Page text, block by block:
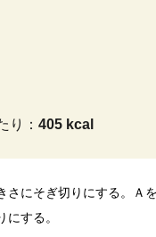
り ： 405 kcal
さにそぎ切りにする。Ａ
する。